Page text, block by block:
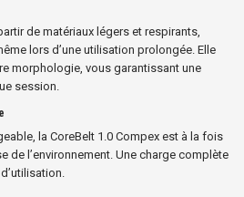
de matériaux légers et respirants,
lors d’une utilisation prolongée. Elle
morphologie, vous garantissant une
session.
la CoreBelt 1.0 Compex est à la fois
de l’environnement. Une charge complète